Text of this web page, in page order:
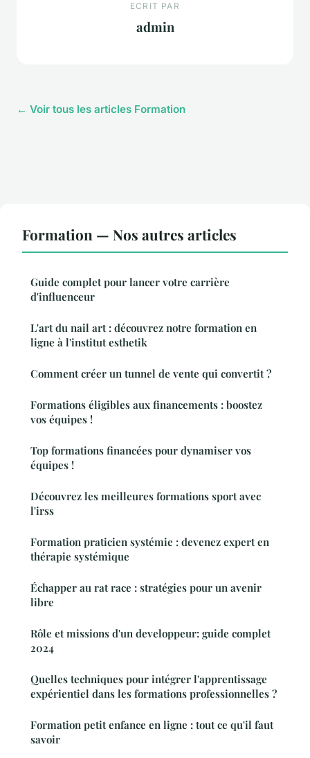
ECRIT PAR
admin
← Voir tous les articles Formation
Formation — Nos autres articles
Guide complet pour lancer votre carrière
d'influenceur
L'art du nail art : découvrez notre formation en
ligne à l'institut esthetik
Comment créer un tunnel de vente qui convertit ?
Formations éligibles aux financements : boostez
vos équipes !
Top formations financées pour dynamiser vos
équipes !
Découvrez les meilleures formations sport avec
l'irss
Formation praticien systémie : devenez expert en
thérapie systémique
Échapper au rat race : stratégies pour un avenir
libre
Rôle et missions d'un developpeur: guide complet
2024
Quelles techniques pour intégrer l'apprentissage
expérientiel dans les formations professionnelles ?
Formation petit enfance en ligne : tout ce qu'il faut
savoir